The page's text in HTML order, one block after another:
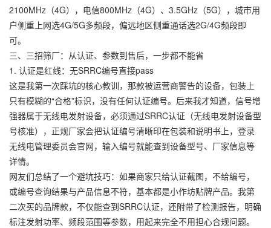
2100MHz（4G），电信800MHz（4G）、3.5GHz（5G），城市用
户侧重上网选4G/5G多频段，偏远地区侧重通话选2G/4G频段即
可。
三、三招筛厂：从认证、参数到售后，一步都不能省
1. 认证是红线：无SRRC编号直接pass
这是我第一次踩坑的核心教训，那款被运营商警告的设备，包装上
只有模糊的“合格”标识，没有任何认证编号。后来我才知道，信号增
强器属于无线电发射设备，必须通过SRRC认证（无线电发射设备型
号核准），正规厂家会把认证编号清晰印在包装和说明书上，登录
无线电管理委员会官网，输入编号就能查到设备型号、厂家信息等
详情。
网友们总结了一个避坑技巧：如果商家只给认证截图，不给编号，
或编号查询结果与产品信息不符，基本都是小作坊贴牌产品。我第
二次买的品牌款，不仅能查到SRRC认证，还附带了检测报告，明确
标注发射功率、频段范围等参数，用起来完全不用担心合规问题。